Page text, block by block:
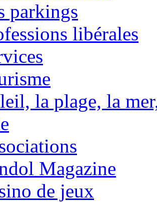
parkings
libérales
la plage, la
Magazine
de jeux